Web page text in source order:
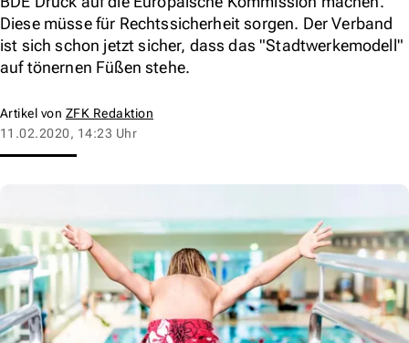
Diese müsse für Rechtssicherheit sorgen. Der Verband
ist sich schon jetzt sicher, dass das "Stadtwerkemodell"
auf tönernen Füßen stehe.
Artikel von ZFK Redaktion
11.02.2020, 14:23 Uhr